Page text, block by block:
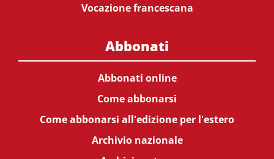
Vocazione francescana
Abbonati
Abbonati online
Come abbonarsi
Come abbonarsi all'edizione per l'estero
Archivio nazionale